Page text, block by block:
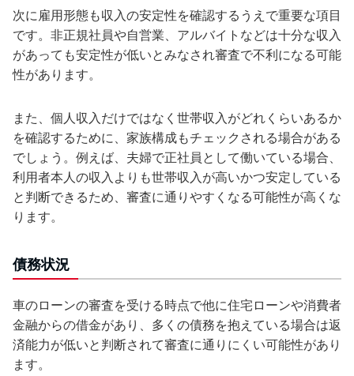
次に雇用形態も収入の安定性を確認するうえで重要な項目
です。非正規社員や自営業、アルバイトなどは十分な収入
があっても安定性が低いとみなされ審査で不利になる可能
性があります。
また、個人収入だけではなく世帯収入がどれくらいあるか
を確認するために、家族構成もチェックされる場合がある
でしょう。例えば、夫婦で正社員として働いている場合、
利用者本人の収入よりも世帯収入が高いかつ安定している
と判断できるため、審査に通りやすくなる可能性が高くな
ります。
債務状況
車のローンの審査を受ける時点で他に住宅ローンや消費者
金融からの借金があり、多くの債務を抱えている場合は返
済能力が低いと判断されて審査に通りにくい可能性があり
ます。